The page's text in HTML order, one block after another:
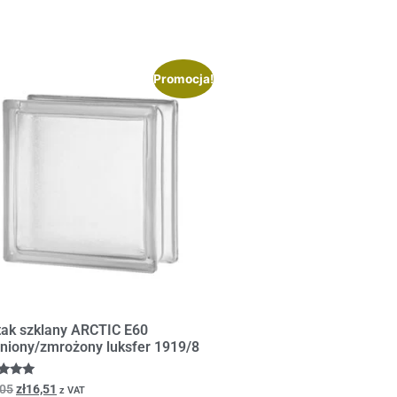
Promocja!
szklany ARCTIC E60
zmrożony luksfer 1919/8
zł16,51 z VAT